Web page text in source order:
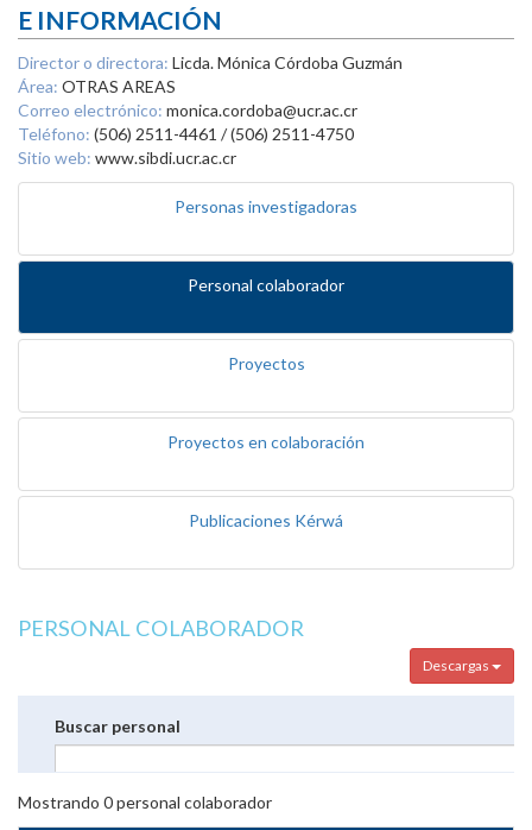
E INFORMACIÓN
Director o directora: Licda. Mónica Córdoba Guzmán
Área: OTRAS AREAS
Correo electrónico: monica.cordoba@ucr.ac.cr
Teléfono: (506) 2511-4461 / (506) 2511-4750
Sitio web: www.sibdi.ucr.ac.cr
Personas investigadoras
Personal colaborador
Proyectos
Proyectos en colaboración
Publicaciones Kérwá
PERSONAL COLABORADOR
Descargas
Buscar personal
Mostrando 0personal colaborador